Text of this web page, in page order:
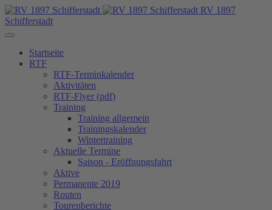
RV 1897
Schifferstadt
Startseite
RTF
RTF-Terminkalender
Aktivitäten
RTF-Flyer (pdf)
Training
Training allgemein
Trainingskalender
Wintertraining
Aktuelle Termine
Saison - Eröffnungsfahrt
Aktive
Permanente 2019
Routen
Tourenberichte